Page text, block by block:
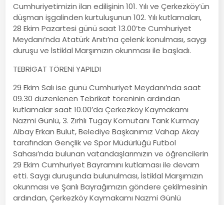
Cumhuriyetimizin ilan edilişinin 101. Yılı ve Çerkezköy’ün
düşman işgalinden kurtuluşunun 102. Yılı kutlamaları,
28 Ekim Pazartesi günü saat 13.00’te Cumhuriyet
Meydanı’nda Atatürk Anıtı’na çelenk konulması, saygı
duruşu ve İstiklal Marşımızın okunması ile başladı.
TEBRİGAT TÖRENİ YAPILDI
29 Ekim Salı ise günü Cumhuriyet Meydanı’nda saat
09.30 düzenlenen Tebrikat töreninin ardından
kutlamalar saat 10.00’da Çerkezköy Kaymakamı
Nazmi Günlü, 3. Zırhlı Tugay Komutanı Tank Kurmay
Albay Erkan Bulut, Belediye Başkanımız Vahap Akay
tarafından Gençlik ve Spor Müdürlüğü Futbol
Sahası’nda bulunan vatandaşlarımızın ve öğrencilerin
29 Ekim Cumhuriyet Bayramını kutlaması ile devam
etti. Saygı duruşunda bulunulması, İstiklal Marşımızın
okunması ve Şanlı Bayrağımızın göndere çekilmesinin
ardından, Çerkezköy Kaymakamı Nazmi Günlü